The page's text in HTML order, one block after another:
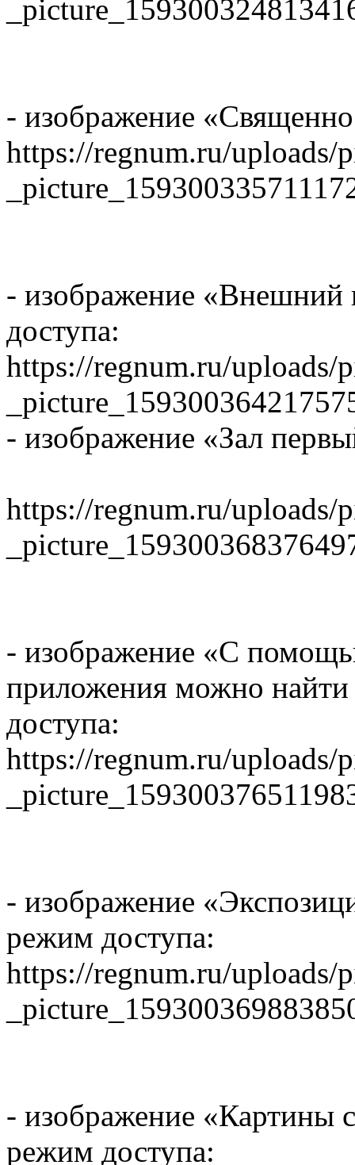
- изображение
https://regnum.ru/uploads/
- изображение «Внешний
доступа:
https://regnum.ru/uploads/
- изображение «Зал
https://regnum.ru/uploads/
- изображение «С
приложения можно
доступа:
https://regnum.ru/uploads/
- изображение
режим доступа:
https://regnum.ru/uploads/
- изображение «Картины
режим доступа: